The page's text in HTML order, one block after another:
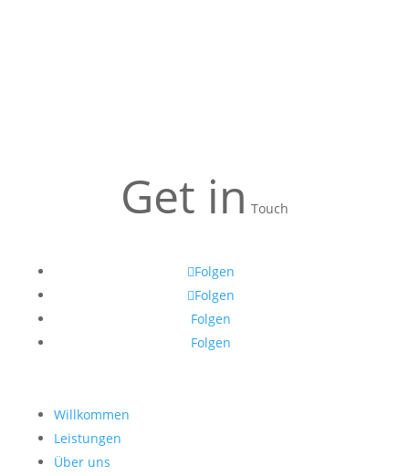
Get in Touch
Folgen
Folgen
Folgen
Folgen
Willkommen
Leistungen
Über uns